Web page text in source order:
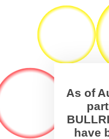
As of
have